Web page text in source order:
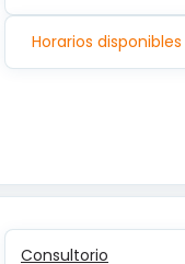
Horarios disponibles
Consultorio